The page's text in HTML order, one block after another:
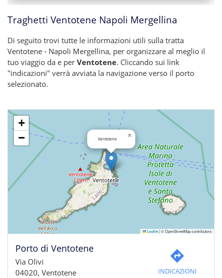
Traghetti Ventotene Napoli Mergellina
Di seguito trovi tutte le informazioni utili sulla tratta
Ventotene - Napoli Mergellina, per organizzare al meglio il
tuo viaggio da e per Ventotene. Cliccando sui link
"indicazioni" verrà avviata la navigazione verso il porto
selezionato.
Ventotene ×
+
−
Leaflet|© OpenStreetMap contributors
Porto di Ventotene
Via Olivi
04020, Ventotene
INDICAZIONI